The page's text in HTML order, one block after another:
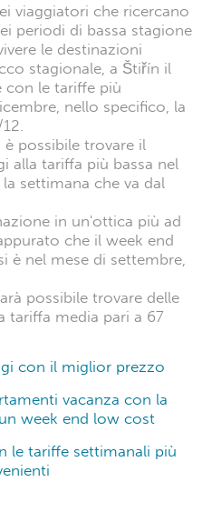
viaggiatori che ricercano
periodi di bassa stagione
le destinazioni
stagionale, a Štiřín il
con le tariffe più
nello specifico, la
è possibile trovare il
alla tariffa più bassa nel
settimana che va dal
in un'ottica più ad
che il week end
è nel mese di settembre,
possibile trovare delle
tariffa media pari a 67
con il miglior prezzo
vacanza con la
week end low cost
le tariffe settimanali più